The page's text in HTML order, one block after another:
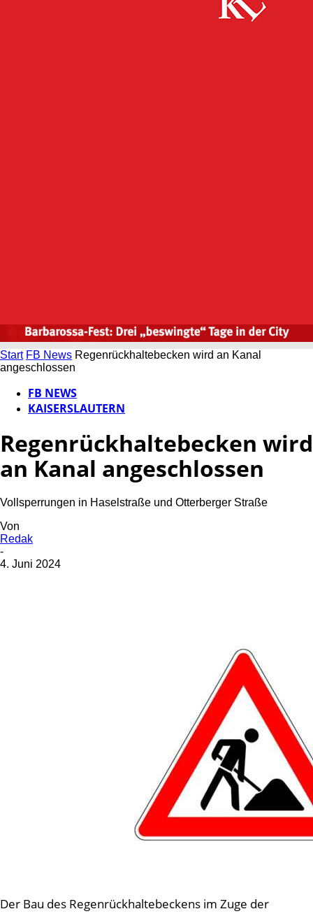
Start FB News Regenrückhaltebecken wird an Kanal
angeschlossen
FB NEWS
KAISERSLAUTERN
Regenrückhaltebecken wird
an Kanal angeschlossen
Vollsperrungen in Haselstraße und Otterberger Straße
Von
Redak
-
4. Juni 2024
Der Bau des Regenrückhaltebeckens im Zuge der